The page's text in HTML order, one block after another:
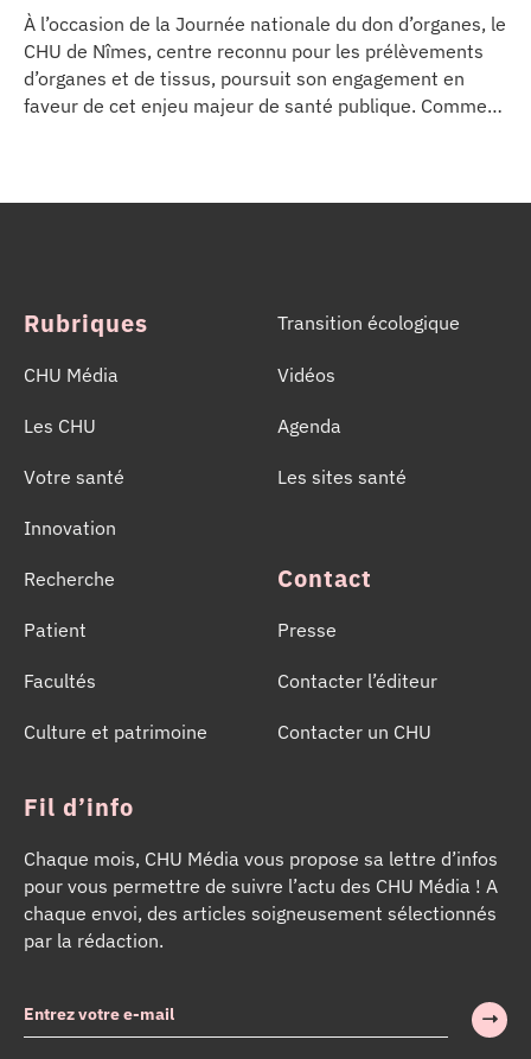
À l’occasion de la Journée nationale du don d’organes, le
CHU de Nîmes, centre reconnu pour les prélèvements
d’organes et de tissus, poursuit son engagement en
faveur de cet enjeu majeur de santé publique. Comme
Rubriques
CHU Média
Les CHU
Votre santé
Innovation
Recherche
Patient
Facultés
Culture et patrimoine
Transition écologique
Vidéos
Agenda
Les sites santé
Contact
Presse
Contacter l’éditeur
Contacter un CHU
Fil d’info
Chaque mois, CHU Média vous propose sa lettre d’infos
pour vous permettre de suivre l’actu des CHU Média ! A
chaque envoi, des articles soigneusement sélectionnés
par la rédaction.